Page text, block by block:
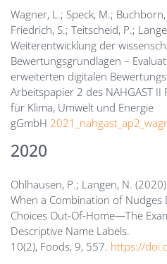
Wagner, L.; Speck, M.;
Friedrich, S.; Teitscheid, P.;
Weiterentwicklung der
Bewertungsgrundlagen –
erweiterten digitalen
Arbeitspapier 2 des NAHGAST
für Klima, Umwelt und Energie
gGmbH
2020
Ohlhausen, P.; Langen, N.
When a Combination of Nudges
Choices Out-Of-Home—The
Descriptive Name Labels.
10(2), Foods, 9, 557. https://